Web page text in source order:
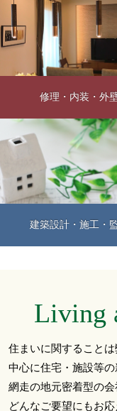
修理・内装・外
建築設計・施工・
Living
住まいに関すること
中心に住宅・施設等
網走の地元密着型の
どんなご要望にもお応